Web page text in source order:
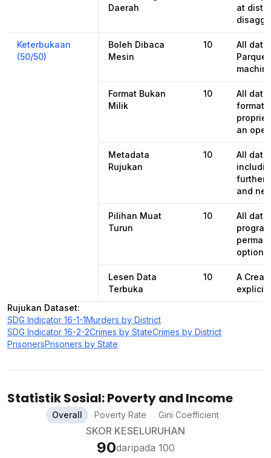
Daerah
at
Keterbukaan
(50/50)
Boleh Dibaca
Mesin
10
All data
Format Bukan
Milik
10
All data
format,
an
Metadata
Rujukan
10
All
further
and
Pilihan Muat
Turun
10
All data
options
Lesen Data
Terbuka
10
A
Rujukan Dataset:
SDG Indicator 16-1-1Murders by District
SDG Indicator 16-2-2Crimes by StateCrimes by District
PrisonersPrisoners by State
Statistik Sosial: Poverty and Income
Overall Poverty Rate Gini Coefficient
SKOR KESELURUHAN
90daripada 100